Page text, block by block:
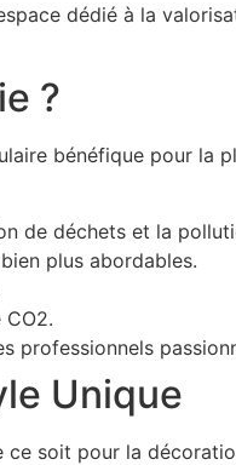
dédié à la
?
bénéfique pour la
de déchets et la
plus abordables.
professionnels
Unique
soit pour la